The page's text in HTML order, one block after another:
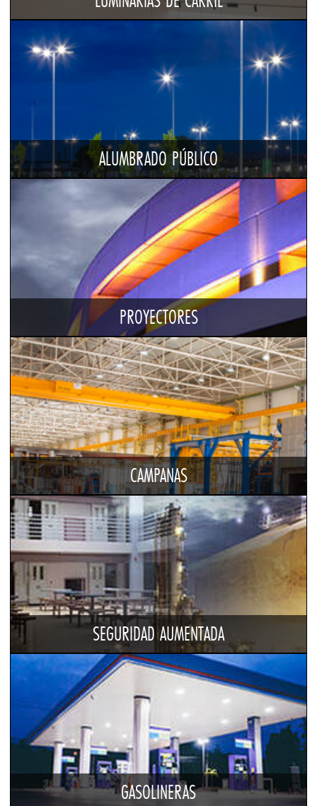
ALUMBRADO PÚBLICO
PROYECTORES
CAMPANAS
SEGURIDAD AUMENTADA
GASOLINERAS